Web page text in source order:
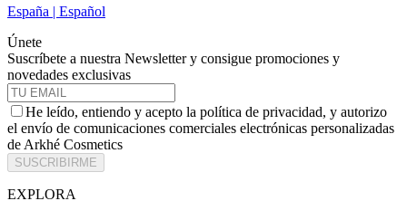
España | Español
Únete
Suscríbete a nuestra Newsletter y consigue promociones y
novedades exclusivas
He leído, entiendo y acepto la política de privacidad, y autorizo
el envío de comunicaciones comerciales electrónicas personalizadas
de Arkhé Cosmetics
SUSCRIBIRME
EXPLORA